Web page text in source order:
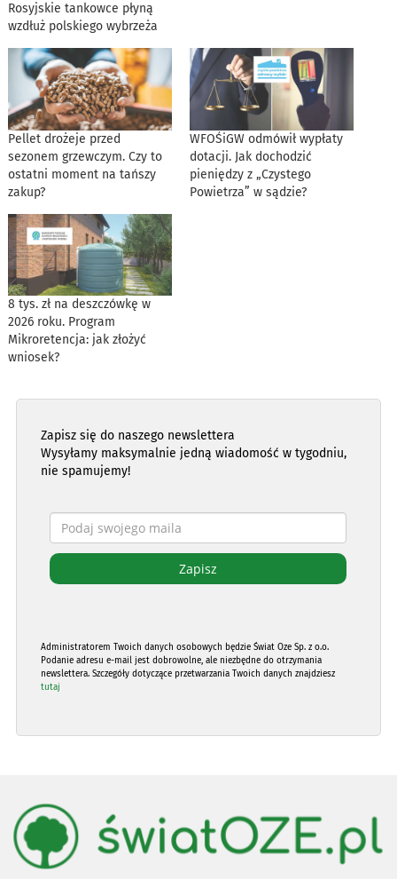
Rosyjskie tankowce płyną
wzdłuż polskiego wybrzeża
Pellet drożeje przed
sezonem grzewczym. Czy to
ostatni moment na tańszy
zakup?
WFOŚiGW odmówił wypłaty
dotacji. Jak dochodzić
pieniędzy z „Czystego
Powietrza” w sądzie?
8 tys. zł na deszczówkę w
2026 roku. Program
Mikroretencja: jak złożyć
wniosek?
Zapisz się do naszego newslettera
Wysyłamy maksymalnie jedną wiadomość w tygodniu,
nie spamujemy!
Administratorem Twoich danych osobowych będzie Świat Oze Sp. z o.o.
Podanie adresu e-mail jest dobrowolne, ale niezbędne do otrzymania
newslettera. Szczegóły dotyczące przetwarzania Twoich danych znajdziesz
tutaj